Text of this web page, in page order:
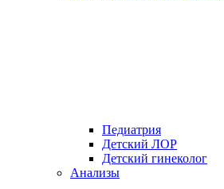
Педиатрия
Детский ЛОР
Детский гинеколог
Анализы